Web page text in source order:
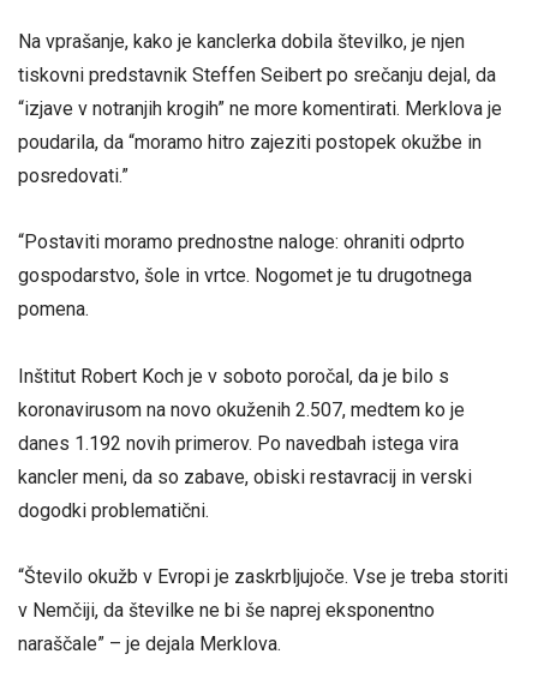
Na vprašanje, kako je kanclerka dobila številko, je njen
tiskovni predstavnik Steffen Seibert po srečanju dejal, da
“izjave v notranjih krogih” ne more komentirati. Merklova je
poudarila, da “moramo hitro zajeziti postopek okužbe in
posredovati.”
“Postaviti moramo prednostne naloge: ohraniti odprto
gospodarstvo, šole in vrtce. Nogomet je tu drugotnega
pomena.
Inštitut Robert Koch je v soboto poročal, da je bilo s
koronavirusom na novo okuženih 2.507, medtem ko je
danes 1.192 novih primerov. Po navedbah istega vira
kancler meni, da so zabave, obiski restavracij in verski
dogodki problematični.
“Število okužb v Evropi je zaskrbljujoče. Vse je treba storiti
v Nemčiji, da številke ne bi še naprej eksponentno
naraščale” – je dejala Merklova.